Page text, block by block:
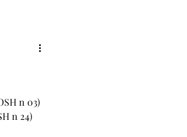
n 03)
n 24)